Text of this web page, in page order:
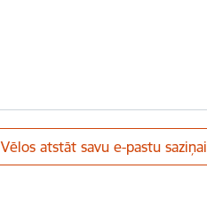
Vēlos atstāt savu e-pastu saziņai